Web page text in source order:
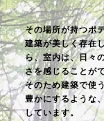
その場所が持つポ
建築が美しく存在
ら、室内は、日々
さを感じることが
そのため建築で使
豊かにするような、
しています。